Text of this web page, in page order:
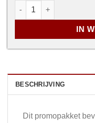
Promopakket -
IN
BESCHRIJVING
Dit promopakket